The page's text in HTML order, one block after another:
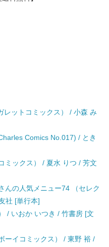
レットコミックス） / 小森 み
Comics No.017) / とき
ミックス） / 夏水 りつ / 芳文
んの人気メニュー74 （セレク
社 [単行本]
/ いおか いつき / 竹書房 [文
ーイコミックス） / 東野 裕 /